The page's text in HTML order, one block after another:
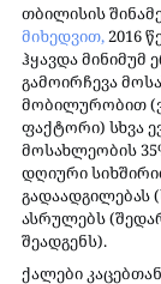
თბილისის
მიხედვით, 2016
ჰყავდა მინიმუმ
გამოირჩევა
მობილურობით
ფაქტორი) სხვა
მოსახლეობის
დღიური
გადაადგილებას
ასრულებს
შეადგენს).
ქალები